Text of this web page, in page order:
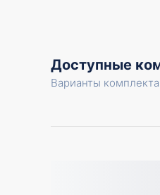
Доступные
Варианты